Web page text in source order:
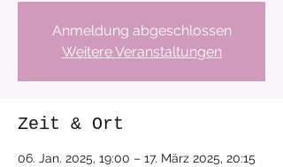
Anmeldung abgeschlossen
Weitere Veranstaltungen
Zeit & Ort
06. Jan. 2025, 19:00 – 17. März 2025, 20:15